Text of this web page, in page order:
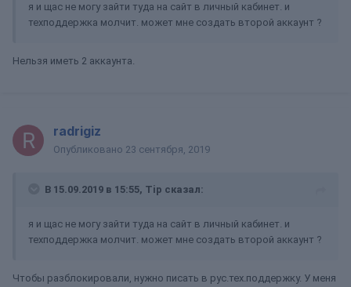
я и щас не могу зайти туда на сайт в личный кабинет. и
техподдержка молчит. может мне создать второй аккаунт ?
Нельзя иметь 2 аккаунта.
radrigiz
Опубликовано 23 сентября, 2019
В 15.09.2019 в 15:55, Tip сказал:
я и щас не могу зайти туда на сайт в личный кабинет. и
техподдержка молчит. может мне создать второй аккаунт ?
Чтобы разблокировали, нужно писать в рус.тех.поддержку. У меня